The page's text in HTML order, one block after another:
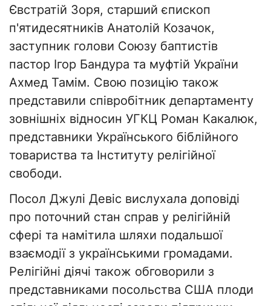
Євстратій Зоря, старший єпископ
п'ятидесятників Анатолій Козачок,
заступник голови Союзу баптистів
пастор Ігор Бандура та муфтій України
Ахмед Тамім. Свою позицію також
представили співробітник департаменту
зовнішніх відносин УГКЦ Роман Какалюк,
представники Українського біблійного
товариства та Інституту релігійної
свободи.
Посол Джулі Девіс вислухала доповіді
про поточний стан справ у релігійній
сфері та намітила шляхи подальшої
взаємодії з українськими громадами.
Релігійні діячі також обговорили з
представниками посольства США плоди